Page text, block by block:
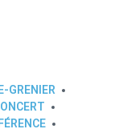
GRENIER